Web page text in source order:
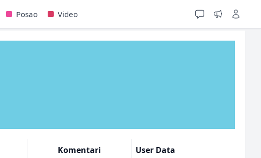
Posao Video
Komentari
User Data